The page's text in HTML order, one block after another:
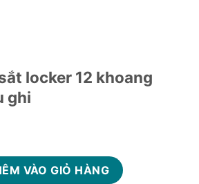
locker 12 khoang
ghi
12 khoang cánh mở, màu ghi số lượng
VÀO GIỎ HÀNG